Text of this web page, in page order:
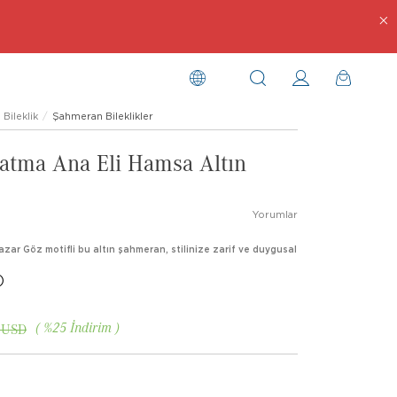
Bileklik Şahmeran Bileklikler
Ana Eli Hamsa Altın
Yorumlar
Göz motifli bu altın şahmeran, stilinize zarif ve duygusal
%25 İndirim